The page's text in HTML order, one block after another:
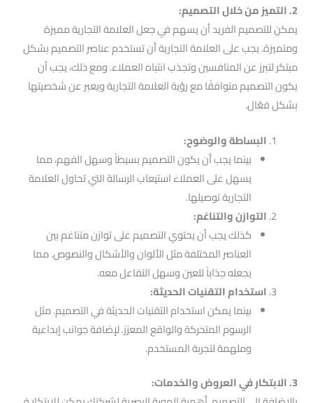
2. التميز من خلال التصميم:
يمكن للتصميم الفريد أن يسهم في جعل العلامة التجارية مميزة
ومتميزة. يجب على العلامة التجارية أن تستخدم عناصر التصميم بشكل
مبتكر لتبرز عن المنافسين وتجذب انتباه العملاء. ومع ذلك، يجب أن
يكون التصميم متوافقًا مع رؤية العلامة التجارية ويعبر عن شخصيتها
بشكل فعّال.
البساطة والوضوح:
بينما يجب أن يكون التصميم بسيطاً وسهل الفهم، مما
يسهل على العملاء استيعاب الرسالة التي تحاول العلامة
التجارية توصيلها.
التوازن والتناغم:
كذلك يجب أن يحتوي التصميم على توازن متناغم بين
العناصر المختلفة مثل الألوان والأشكال والنصوص. مما
يجعله جذاباً للعين وسهل التفاعل معه.
استخدام التقنيات الحديثة:
بينما يمكن استخدام التقنيات الحديثة في التصميم. مثل
الرسوم المتحركة والواقع المعزز. لإضافة جوانب إبداعية
وملهمة لتجربة المستخدم.
3. الابتكار في العروض والخدمات: